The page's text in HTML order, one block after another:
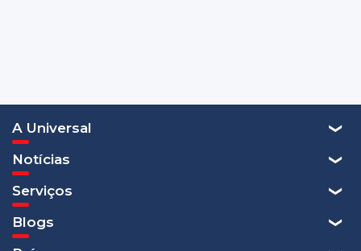
A Universal
Notícias
Serviços
Blogs